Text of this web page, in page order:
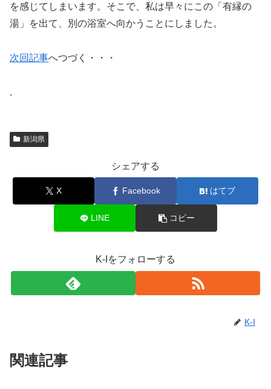
を感じてしまいます。そこで、私は早々にこの「有縁の
湯」を出て、別の浴室へ向かうことにしました。
次回記事へつづく・・・
.
新潟県
シェアする
X Facebook はてブ
LINE コピー
K-Iをフォローする
K-I
関連記事